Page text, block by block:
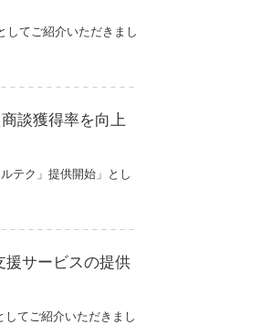
てご紹介いただきまし
談獲得率を向上
テク」提供開始」とし
サービスの提供
てご紹介いただきまし